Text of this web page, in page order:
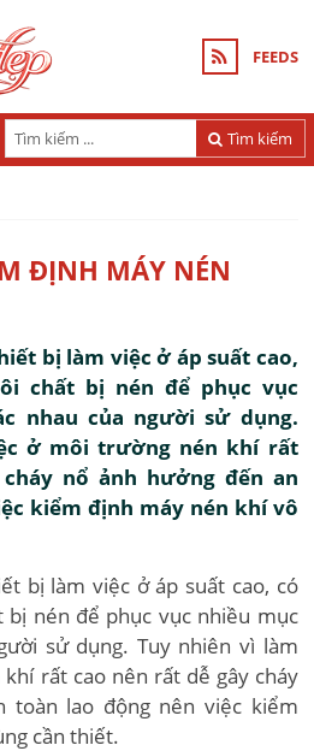
FEEDS
Tìm kiếm
ĐỊNH MÁY NÉN
bị làm việc ở áp suất cao,
chất bị nén để phục vục
nhau của người sử dụng.
ở môi trường nén khí rất
nổ ảnh hưởng đến an
kiểm định máy nén khí vô
bị làm việc ở áp suất cao, có
bị nén để phục vục nhiều mục
sử dụng. Tuy nhiên vì làm
rất cao nên rất dễ gây cháy
toàn lao động nên việc kiểm
cần thiết.